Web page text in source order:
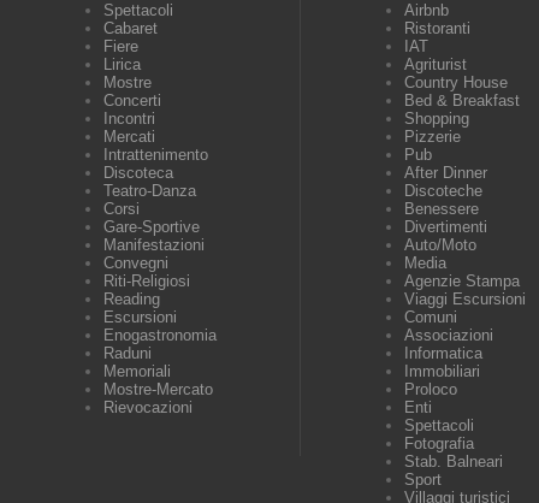
Spettacoli
Cabaret
Fiere
Lirica
Mostre
Concerti
Incontri
Mercati
Intrattenimento
Discoteca
Teatro-Danza
Corsi
Gare-Sportive
Manifestazioni
Convegni
Riti-Religiosi
Reading
Escursioni
Enogastronomia
Raduni
Memoriali
Mostre-Mercato
Rievocazioni
Airbnb
Ristoranti
IAT
Agriturist
Country House
Bed & Breakfast
Shopping
Pizzerie
Pub
After Dinner
Discoteche
Benessere
Divertimenti
Auto/Moto
Media
Agenzie Stampa
Viaggi Escursioni
Comuni
Associazioni
Informatica
Immobiliari
Proloco
Enti
Spettacoli
Fotografia
Stab. Balneari
Sport
Villaggi turistici